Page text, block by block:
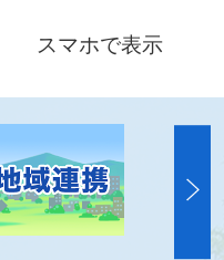
スマホで表示